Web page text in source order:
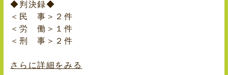
◆判決録◆
＜民 事＞２件
＜労 働＞１件
＜刑 事＞２件
さらに詳細をみる